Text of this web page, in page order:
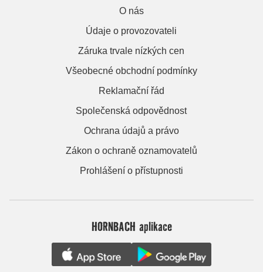
O nás
Údaje o provozovateli
Záruka trvale nízkých cen
Všeobecné obchodní podmínky
Reklamační řád
Společenská odpovědnost
Ochrana údajů a právo
Zákon o ochraně oznamovatelů
Prohlášení o přístupnosti
HORNBACH aplikace